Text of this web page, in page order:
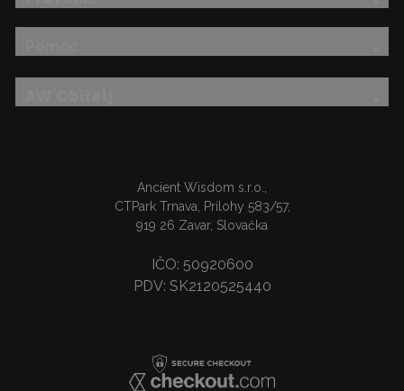
Ancient Wisdom s.r.o.,
CTPark Trnava, Prílohy 583/57,
919 26 Zavar, Slovačka
IČO: 50920600
PDV: SK2120525440